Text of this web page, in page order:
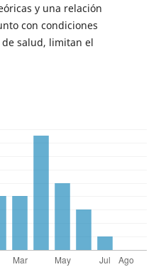
y una relación
con condiciones
de salud, limitan el